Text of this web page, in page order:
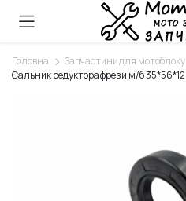
Головна Запчастини для мотоблоку
Сальник редуктора фрези м/б 35*56*12